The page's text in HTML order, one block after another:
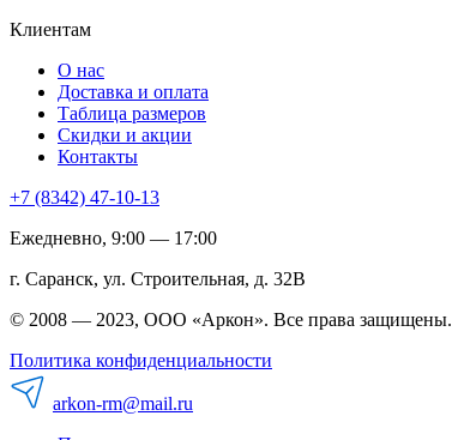
Клиентам
О нас
Доставка и оплата
Таблица размеров
Скидки и акции
Контакты
+7 (8342) 47-10-13
Ежедневно, 9:00 — 17:00
г. Саранск, ул. Строительная, д. 32В
© 2008 — 2023, ООО «Аркон». Все права защищены.
Политика конфиденциальности
arkon-rm@mail.ru